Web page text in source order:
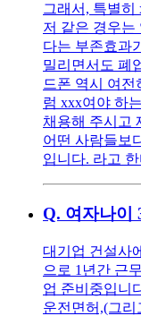
그래서, 특별히
저 같은 경우는
다는 부존효과
밀리면서도 폐
드폰 역시 여전
럼 xxx여야 하
채용해 주시고
어떤 사람들보
입니다. 라고
Q. 여자나이
대기업 건설사
으로 1년간 근
업 준비중입니
운전면허,(그